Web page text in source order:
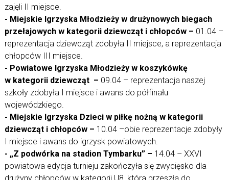
zajęli II miejsce.
- Miejskie Igrzyska Młodzieży w drużynowych biegach
przełajowych w kategorii dziewcząt i chłopców – 01.04 –
reprezentacja dziewcząt zdobyła II miejsce, a reprezentacja
chłopców III miejsce.
- Powiatowe Igrzyska Młodzieży w koszykówkę
w kategorii dziewcząt – 09.04 – reprezentacja naszej
szkoły zdobyła I miejsce i awans do półfinału
wojewódzkiego.
- Miejskie Igrzyska Dzieci w piłkę nożną w kategorii
dziewcząt i chłopców – 10.04 –obie reprezentacje zdobyły
I miejsce i awans do igrzysk powiatowych.
- „Z podwórka na stadion Tymbarku” – 14.04 – XXVI
powiatowa edycja turnieju zakończyła się zwycięsko dla